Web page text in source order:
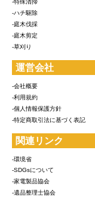
-特殊清掃
-ハチ駆除
-庭木伐採
-庭木剪定
-草刈り
運営会社
-会社概要
-利用規約
-個人情報保護方針
-特定商取引法に基づく表記
関連リンク
-環境省
-SDGsについて
-家電製品協会
-遺品整理士協会